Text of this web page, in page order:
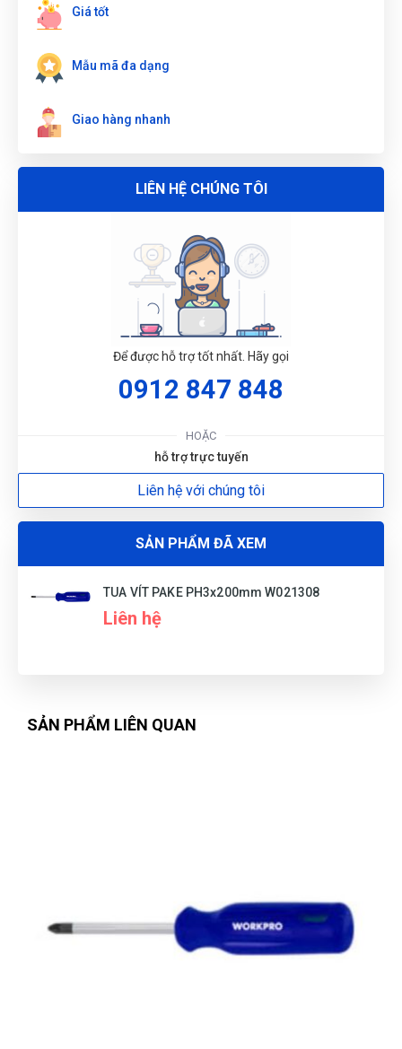
TUA VÍT PAKE PH3x200mm W021308
Giá tốt
Mẫu mã đa dạng
Giao hàng nhanh
LIÊN HỆ CHÚNG TÔI
Để được hỗ trợ tốt nhất. Hãy gọi
0912 847 848
HOẶC
hỗ trợ trực tuyến
Liên hệ với chúng tôi
SẢN PHẨM ĐÃ XEM
TUA VÍT PAKE PH3x200mm W021308
Liên hệ
SẢN PHẨM LIÊN QUAN